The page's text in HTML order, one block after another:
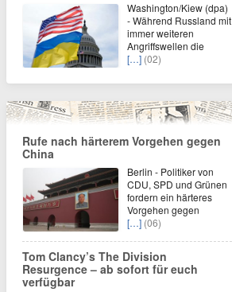
Washington/Kiew (dpa)
- Während Russland mit
immer weiteren
Angriffswellen die
[…] (02)
Rufe nach härterem Vorgehen gegen
China
Berlin - Politiker von
CDU, SPD und Grünen
fordern ein härteres
Vorgehen gegen
[…] (06)
Tom Clancy’s The Division
Resurgence – ab sofort für euch
verfügbar